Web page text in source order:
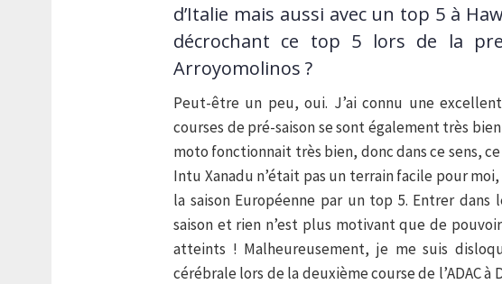
d’Italie mais aussi avec un top 5 à
décrochant ce top 5 lors de la
Arroyomolinos ?
Peut-être un peu, oui. J’ai connu une
courses de pré-saison se sont également très
moto fonctionnait très bien, donc dans ce sens,
Intu Xanadu n’était pas un terrain facile pour
la saison Européenne par un top 5. Entrer
saison et rien n’est plus motivant que de
atteints ! Malheureusement, je me suis
cérébrale lors de la deuxième course de l’ADAC à